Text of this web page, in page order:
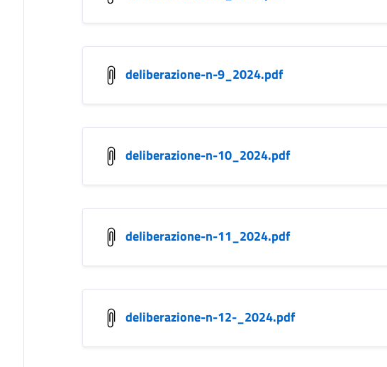
deliberazione-n-9_2024.pdf
deliberazione-n-10_2024.pdf
deliberazione-n-11_2024.pdf
deliberazione-n-12-_2024.pdf